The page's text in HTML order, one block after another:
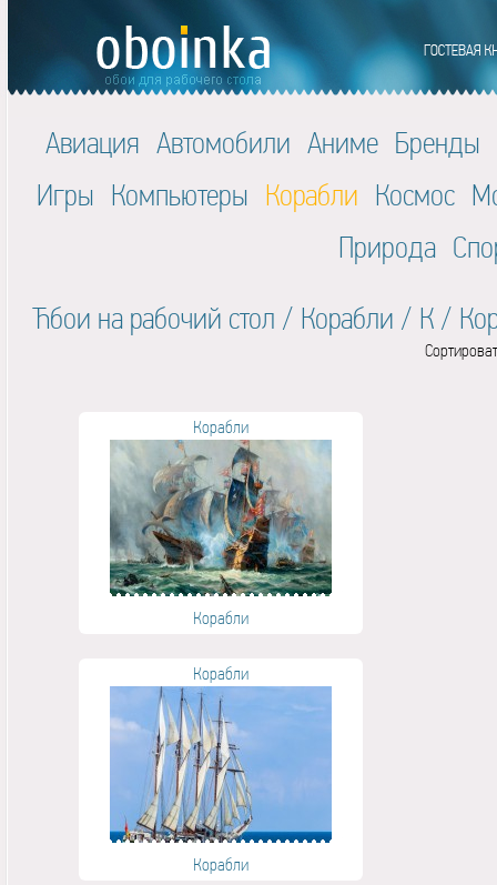
Авиация Автомобили Аниме Бренды
Игры Компьютеры Корабли Космос
Природа
Ћбои на рабочий стол / Корабли / К /
Корабли
Корабли
Корабли
Корабли